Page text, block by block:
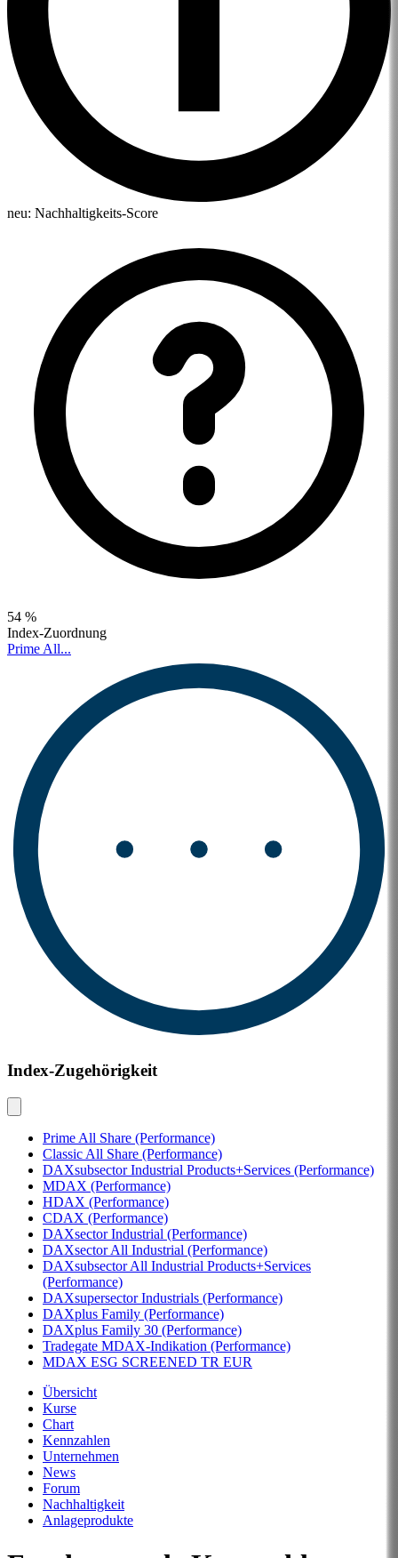
neu: Nachhaltigkeits-Score
54 %
Index-Zuordnung
Prime All...
Index-Zugehörigkeit
Prime All Share (Performance)
Classic All Share (Performance)
DAXsubsector Industrial Products+Services (Performance)
MDAX (Performance)
HDAX (Performance)
CDAX (Performance)
DAXsector Industrial (Performance)
DAXsector All Industrial (Performance)
DAXsubsector All Industrial Products+Services
(Performance)
DAXsupersector Industrials (Performance)
DAXplus Family (Performance)
DAXplus Family 30 (Performance)
Tradegate MDAX-Indikation (Performance)
MDAX ESG SCREENED TR EUR
Übersicht
Kurse
Chart
Kennzahlen
Unternehmen
News
Forum
Nachhaltigkeit
Anlageprodukte